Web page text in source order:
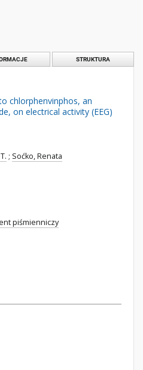
STRUKTURA
chlorphenvinphos, an
on electrical activity (EEG)
; Soćko, Renata
piśmienniczy